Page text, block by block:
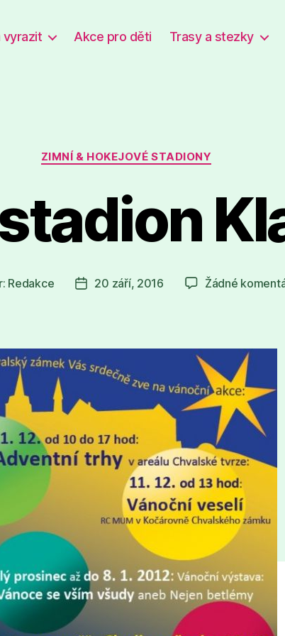
vyrazit Akce pro děti Trasy a stezky
Rubriky
ZIMNÍ & HOKEJOVÉ STADIONY
Redakce
Datum
20 září, 2016 Žádné